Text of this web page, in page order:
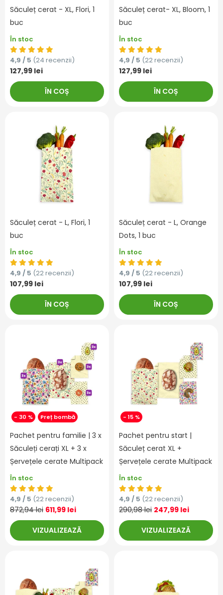
Săculeț cerat - XL, Flori, 1
buc
În stoc
4,9 / 5 (24 recenzii)
127,99 lei
ÎN COȘ
Săculeț cerat- XL, Bloom, 1
buc
În stoc
4,9 / 5 (22 recenzii)
127,99 lei
ÎN COȘ
Săculeț cerat - L, Flori, 1
buc
În stoc
4,9 / 5 (22 recenzii)
107,99 lei
ÎN COȘ
Săculeț cerat - L, Orange
Dots, 1 buc
În stoc
4,9 / 5 (22 recenzii)
107,99 lei
ÎN COȘ
- 30 % Preț bombă
Pachet pentru familie | 3 x
Săculeți cerați XL + 3 x
Șervețele cerate Multipack
În stoc
4,9 / 5 (22 recenzii)
872,94 lei 611,99 lei
VIZUALIZEAZĂ
- 15 %
Pachet pentru start |
Săculeț cerat XL +
Șervețele cerate Multipack
În stoc
4,9 / 5 (22 recenzii)
290,98 lei 247,99 lei
VIZUALIZEAZĂ